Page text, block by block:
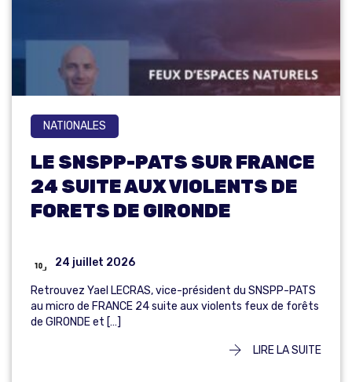
NATIONALES
LE SNSPP-PATS SUR FRANCE
24 SUITE AUX VIOLENTS DE
FORETS DE GIRONDE
24 juillet 2026
Retrouvez Yael LECRAS, vice-président du SNSPP-PATS
au micro de FRANCE 24 suite aux violents feux de forêts
de GIRONDE et […]
LIRE LA SUITE